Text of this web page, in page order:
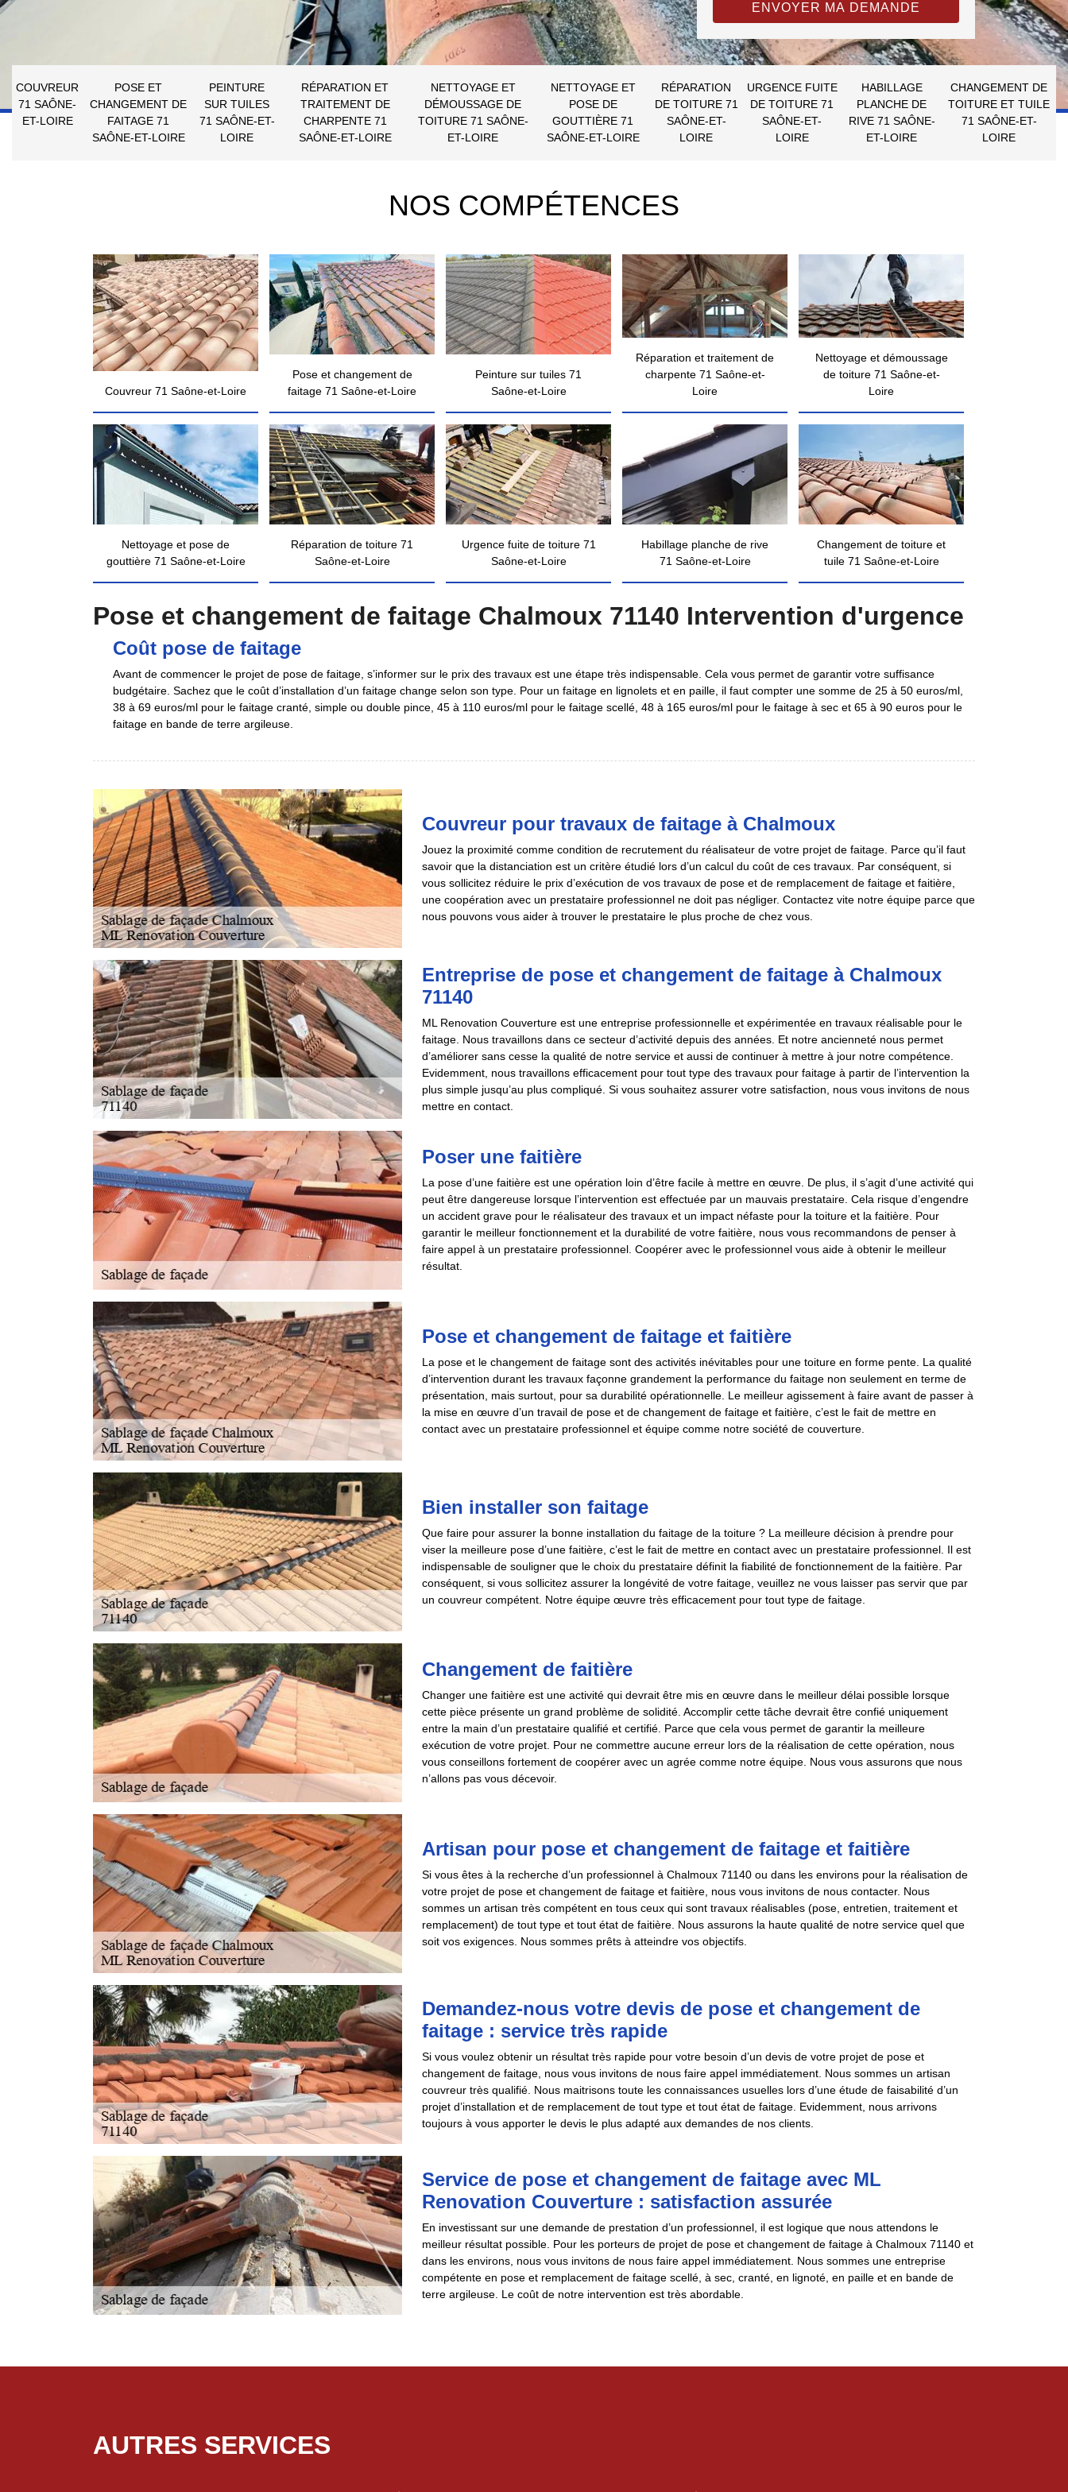
COUVREUR
71 SAÔNE-
ET-LOIRE
POSE ET
CHANGEMENT DE
FAITAGE 71
SAÔNE-ET-LOIRE
PEINTURE
SUR TUILES
71 SAÔNE-ET-
LOIRE
RÉPARATION ET
TRAITEMENT DE
CHARPENTE 71
SAÔNE-ET-LOIRE
NETTOYAGE ET
DÉMOUSSAGE DE
TOITURE 71 SAÔNE-
ET-LOIRE
NETTOYAGE ET
POSE DE
GOUTTIÈRE 71
SAÔNE-ET-LOIRE
RÉPARATION
DE TOITURE 71
SAÔNE-ET-
LOIRE
URGENCE FUITE
DE TOITURE 71
SAÔNE-ET-
LOIRE
HABILLAGE
PLANCHE DE
RIVE 71 SAÔNE-
ET-LOIRE
CHANGEMENT DE
TOITURE ET TUILE
71 SAÔNE-ET-
LOIRE
NOS COMPÉTENCES
Couvreur 71 Saône-et-Loire
Pose et changement de
faitage 71 Saône-et-Loire
Peinture sur tuiles 71
Saône-et-Loire
Réparation et traitement de
charpente 71 Saône-et-
Loire
Nettoyage et démoussage
de toiture 71 Saône-et-
Loire
Nettoyage et pose de
gouttière 71 Saône-et-Loire
Réparation de toiture 71
Saône-et-Loire
Urgence fuite de toiture 71
Saône-et-Loire
Habillage planche de rive
71 Saône-et-Loire
Changement de toiture et
tuile 71 Saône-et-Loire
Pose et changement de faitage Chalmoux 71140 Intervention d'urgence
Coût pose de faitage
Avant de commencer le projet de pose de faitage, s’informer sur le prix des travaux est une étape très indispensable. Cela vous permet de garantir votre suffisance
budgétaire. Sachez que le coût d’installation d’un faitage change selon son type. Pour un faitage en lignolets et en paille, il faut compter une somme de 25 à 50 euros/ml,
38 à 69 euros/ml pour le faitage cranté, simple ou double pince, 45 à 110 euros/ml pour le faitage scellé, 48 à 165 euros/ml pour le faitage à sec et 65 à 90 euros pour le
faitage en bande de terre argileuse.
Couvreur pour travaux de faitage à Chalmoux
Jouez la proximité comme condition de recrutement du réalisateur de votre projet de faitage. Parce qu’il faut
savoir que la distanciation est un critère étudié lors d’un calcul du coût de ces travaux. Par conséquent, si
vous sollicitez réduire le prix d’exécution de vos travaux de pose et de remplacement de faitage et faitière,
une coopération avec un prestataire professionnel ne doit pas négliger. Contactez vite notre équipe parce que
nous pouvons vous aider à trouver le prestataire le plus proche de chez vous.
Entreprise de pose et changement de faitage à Chalmoux
71140
ML Renovation Couverture est une entreprise professionnelle et expérimentée en travaux réalisable pour le
faitage. Nous travaillons dans ce secteur d’activité depuis des années. Et notre ancienneté nous permet
d’améliorer sans cesse la qualité de notre service et aussi de continuer à mettre à jour notre compétence.
Evidemment, nous travaillons efficacement pour tout type des travaux pour faitage à partir de l’intervention la
plus simple jusqu’au plus compliqué. Si vous souhaitez assurer votre satisfaction, nous vous invitons de nous
mettre en contact.
Poser une faitière
La pose d’une faitière est une opération loin d’être facile à mettre en œuvre. De plus, il s’agit d’une activité qui
peut être dangereuse lorsque l’intervention est effectuée par un mauvais prestataire. Cela risque d’engendre
un accident grave pour le réalisateur des travaux et un impact néfaste pour la toiture et la faitière. Pour
garantir le meilleur fonctionnement et la durabilité de votre faitière, nous vous recommandons de penser à
faire appel à un prestataire professionnel. Coopérer avec le professionnel vous aide à obtenir le meilleur
résultat.
Pose et changement de faitage et faitière
La pose et le changement de faitage sont des activités inévitables pour une toiture en forme pente. La qualité
d’intervention durant les travaux façonne grandement la performance du faitage non seulement en terme de
présentation, mais surtout, pour sa durabilité opérationnelle. Le meilleur agissement à faire avant de passer à
la mise en œuvre d’un travail de pose et de changement de faitage et faitière, c’est le fait de mettre en
contact avec un prestataire professionnel et équipe comme notre société de couverture.
Bien installer son faitage
Que faire pour assurer la bonne installation du faitage de la toiture ? La meilleure décision à prendre pour
viser la meilleure pose d’une faitière, c’est le fait de mettre en contact avec un prestataire professionnel. Il est
indispensable de souligner que le choix du prestataire définit la fiabilité de fonctionnement de la faitière. Par
conséquent, si vous sollicitez assurer la longévité de votre faitage, veuillez ne vous laisser pas servir que par
un couvreur compétent. Notre équipe œuvre très efficacement pour tout type de faitage.
Changement de faitière
Changer une faitière est une activité qui devrait être mis en œuvre dans le meilleur délai possible lorsque
cette pièce présente un grand problème de solidité. Accomplir cette tâche devrait être confié uniquement
entre la main d’un prestataire qualifié et certifié. Parce que cela vous permet de garantir la meilleure
exécution de votre projet. Pour ne commettre aucune erreur lors de la réalisation de cette opération, nous
vous conseillons fortement de coopérer avec un agrée comme notre équipe. Nous vous assurons que nous
n’allons pas vous décevoir.
Artisan pour pose et changement de faitage et faitière
Si vous êtes à la recherche d’un professionnel à Chalmoux 71140 ou dans les environs pour la réalisation de
votre projet de pose et changement de faitage et faitière, nous vous invitons de nous contacter. Nous
sommes un artisan très compétent en tous ceux qui sont travaux réalisables (pose, entretien, traitement et
remplacement) de tout type et tout état de faitière. Nous assurons la haute qualité de notre service quel que
soit vos exigences. Nous sommes prêts à atteindre vos objectifs.
Demandez-nous votre devis de pose et changement de
faitage : service très rapide
Si vous voulez obtenir un résultat très rapide pour votre besoin d’un devis de votre projet de pose et
changement de faitage, nous vous invitons de nous faire appel immédiatement. Nous sommes un artisan
couvreur très qualifié. Nous maitrisons toute les connaissances usuelles lors d’une étude de faisabilité d’un
projet d’installation et de remplacement de tout type et tout état de faitage. Evidemment, nous arrivons
toujours à vous apporter le devis le plus adapté aux demandes de nos clients.
Service de pose et changement de faitage avec ML
Renovation Couverture : satisfaction assurée
En investissant sur une demande de prestation d’un professionnel, il est logique que nous attendons le
meilleur résultat possible. Pour les porteurs de projet de pose et changement de faitage à Chalmoux 71140 et
dans les environs, nous vous invitons de nous faire appel immédiatement. Nous sommes une entreprise
compétente en pose et remplacement de faitage scellé, à sec, cranté, en lignoté, en paille et en bande de
terre argileuse. Le coût de notre intervention est très abordable.
AUTRES SERVICES